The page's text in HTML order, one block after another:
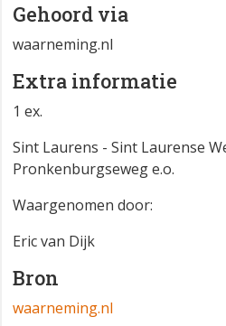
Gehoord via
waarneming.nl
Extra informatie
1 ex.
Sint Laurens - Sint Laurense
Pronkenburgseweg e.o.
Waargenomen door:
Eric van Dijk
Bron
waarneming.nl